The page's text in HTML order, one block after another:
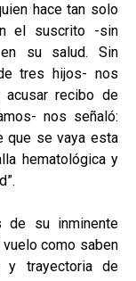
hace tan solo
el suscrito -sin
su salud. Sin
tres hijos- nos
recibo de
nos señaló:
que se vaya esta
hematológica y
de su inminente
como saben
y trayectoria de